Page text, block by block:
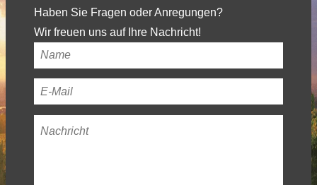
Haben Sie Fragen oder Anregungen?
Wir freuen uns auf Ihre Nachricht!
Ihr
Name*
Ihre
E-
Mail-
Nachricht*